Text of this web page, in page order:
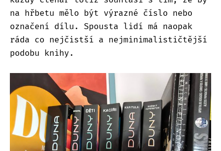
na hřbetu mělo být výrazné číslo nebo
označení dílu. Spousta lidí má naopak
ráda co nejčistší a nejminimalističtější
podobu knihy.